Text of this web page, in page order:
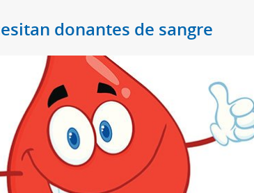
donantes de sangre